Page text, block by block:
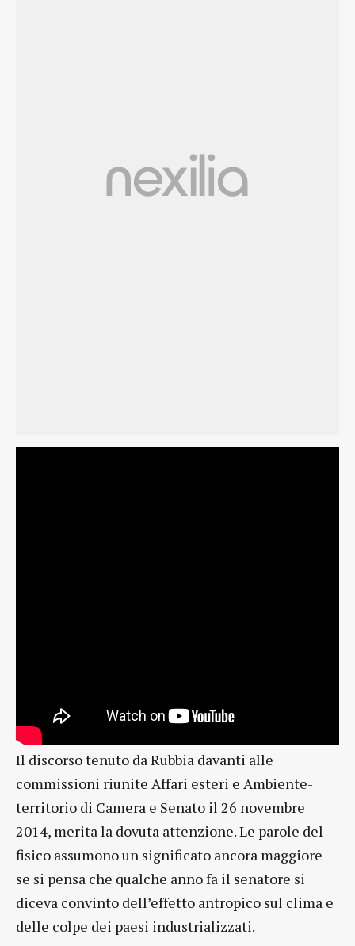
Il discorso tenuto da Rubbia davanti alle
commissioni riunite Affari esteri e Ambiente-
territorio di Camera e Senato il 26 novembre
2014, merita la dovuta attenzione. Le parole del
fisico assumono un significato ancora maggiore
se si pensa che qualche anno fa il senatore si
diceva convinto dell’effetto antropico sul clima e
delle colpe dei paesi industrializzati.